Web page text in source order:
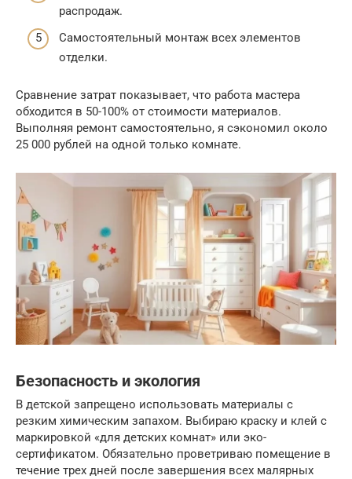
распродаж.
Самостоятельный монтаж всех элементов
отделки.
Сравнение затрат показывает, что работа мастера
обходится в 50-100% от стоимости материалов.
Выполняя ремонт самостоятельно, я сэкономил около
25 000 рублей на одной только комнате.
Безопасность и экология
В детской запрещено использовать материалы с
резким химическим запахом. Выбираю краску и клей с
маркировкой «для детских комнат» или эко-
сертификатом. Обязательно проветриваю помещение в
течение трех дней после завершения всех малярных